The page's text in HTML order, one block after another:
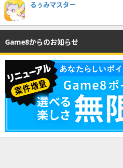
るぅみマスター
Game8からのお知らせ